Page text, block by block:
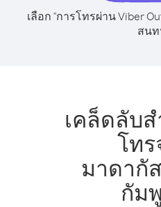
เลือก "การโทรผ่าน Viber
สน
เคล็ดลับ
โท
มาดากั
กัม